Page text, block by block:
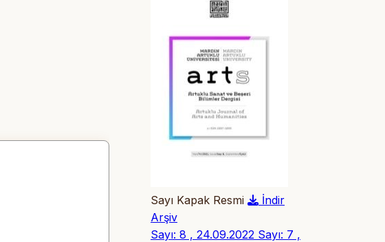
Sayı Kapak Resmi
İndir
Arşiv
Sayı: 8 , 24.09.2022 Sayı: 7 ,